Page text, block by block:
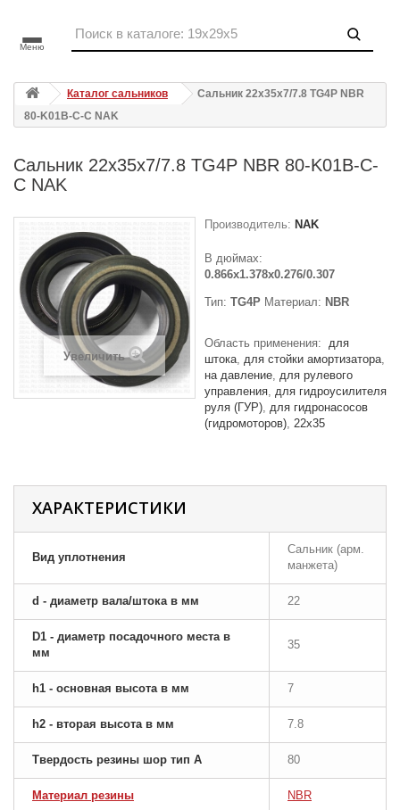
Меню
Каталог сальников
Сальник 22x35x7/7.8 TG4P NBR
80-K01B-C-C NAK
Сальник 22x35x7/7.8 TG4P NBR 80-K01B-C-
C NAK
Увеличить
Производитель: NAK
В дюймах:
0.866x1.378x0.276/0.307
Тип: TG4P Материал: NBR
Область применения: для
штока для стойки амортизатора
на давление для рулевого
управления для гидроусилителя
руля (ГУР) для гидронасосов
(гидромоторов) 22x35
ХАРАКТЕРИСТИКИ
Вид уплотнения
Сальник (арм.
манжета)
d - диаметр вала/штока в мм 22
D1 - диаметр посадочного места в
мм
35
h1 - основная высота в мм 7
h2 - вторая высота в мм 7.8
Твердость резины шор тип A 80
Материал резины NBR